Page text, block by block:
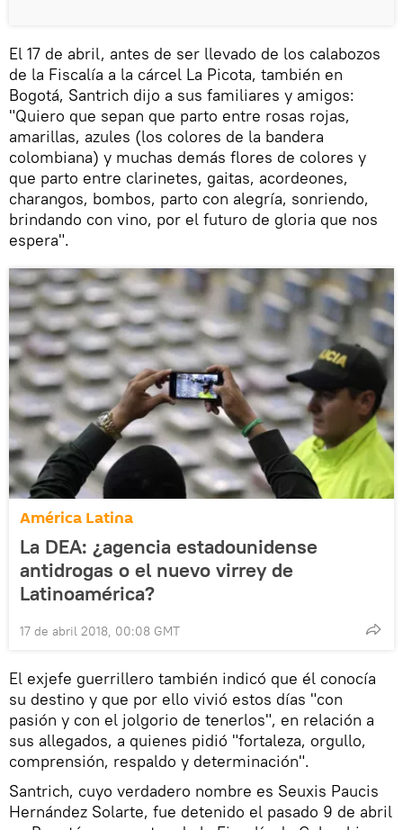
El 17 de abril, antes de ser llevado de los calabozos
de la Fiscalía a la cárcel La Picota, también en
Bogotá, Santrich dijo a sus familiares y amigos:
"Quiero que sepan que parto entre rosas rojas,
amarillas, azules (los colores de la bandera
colombiana) y muchas demás flores de colores y
que parto entre clarinetes, gaitas, acordeones,
charangos, bombos, parto con alegría, sonriendo,
brindando con vino, por el futuro de gloria que nos
espera".
América Latina
La DEA: ¿agencia estadounidense
antidrogas o el nuevo virrey de
Latinoamérica?
17 de abril 2018, 00:08 GMT
El exjefe guerrillero también indicó que él conocía
su destino y que por ello vivió estos días "con
pasión y con el jolgorio de tenerlos", en relación a
sus allegados, a quienes pidió "fortaleza, orgullo,
comprensión, respaldo y determinación".
Santrich, cuyo verdadero nombre es Seuxis Paucis
Hernández Solarte, fue detenido el pasado 9 de abril